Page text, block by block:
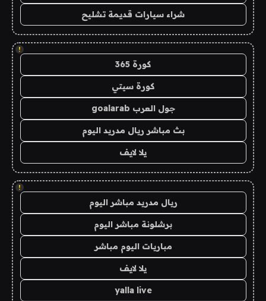
شراء سيارات قديمة تشليح
!
كورة 365
كورة سيتي
جول العرب goalarab
بث مباشر ريال مدريد اليوم
يلا لايف
!
ريال مدريد مباشر اليوم
برشلونة مباشر اليوم
مباريات اليوم مباشر
يلا لايف
yalla live